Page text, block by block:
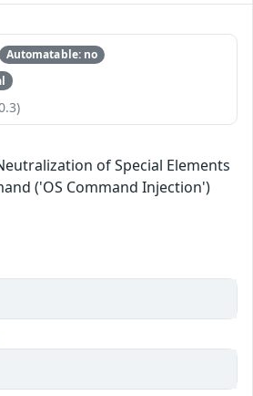
Automatable: no
of Special Elements
('OS Command Injection')